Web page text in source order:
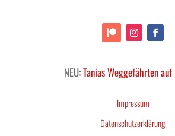
NEU:Tanias Weggefährten auf
Impressum
Datenschutzerklärung